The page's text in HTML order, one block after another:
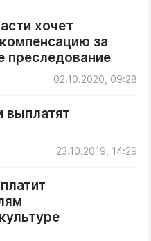
хочет
за
преследование
02.10.2020, 09:28
выплатят
23.10.2019, 14:29